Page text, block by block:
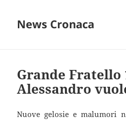
News Cronaca
Grande Fratello
Alessandro
Nuove gelosie e malumori